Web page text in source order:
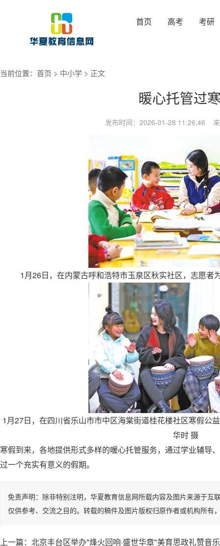
首页 高考 考研
当前位置： 首页 > 中小学 > 正文
暖心托管过
发布时间：2026-01-28 11:26:46
1月26日，在内蒙古呼和浩特市玉泉区秋实社区，志愿
1月27日，在四川省乐山市市中区海棠街道桂花楼社区寒假公
华时 摄
寒假到来，各地提供形式多样的暖心托管服务，通过学业辅导
过一个充实有意义的假期。
免责声明：除非特别注明，华夏教育信息网所载内容及图片来源于互
仅供参考、交流之目的。转载的稿件及图片版权归原作者或机构所有
上一篇： 北京丰台区举办"烽火回响·盛世华章"美育思政礼赞音